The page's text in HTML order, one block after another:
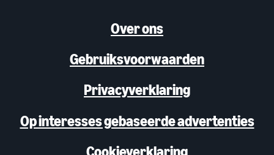
Over ons
Gebruiksvoorwaarden
Privacyverklaring
Op interesses gebaseerde advertenties